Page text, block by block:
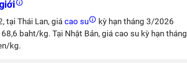
tại Thái Lan, giácao su
kỳ hạn tháng 3/2026
baht/kg. Tại Nhật Bản, giá cao su kỳ hạn tháng
kg.